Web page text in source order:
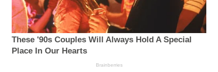
These '90s Couples Will Always Hold A Special
Place In Our Hearts
Brainberries